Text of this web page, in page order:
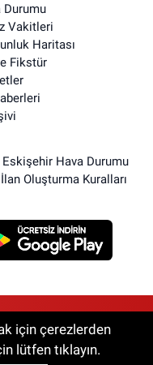
Durumu
Vakitleri
Haritası
Fikstür
Eskişehir Hava Durumu
İlan Oluşturma Kuralları
Her hakkı saklıdır.
için çerezlerden
lütfen tıklayın.